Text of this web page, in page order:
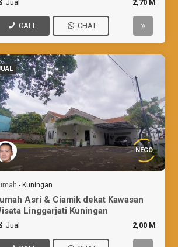
Jual 2,70 M
CALL CHAT
NEGO
- Kuningan
Asri & Ciamik dekat Kawasan
Linggarjati Kuningan
Jual 2,00 M